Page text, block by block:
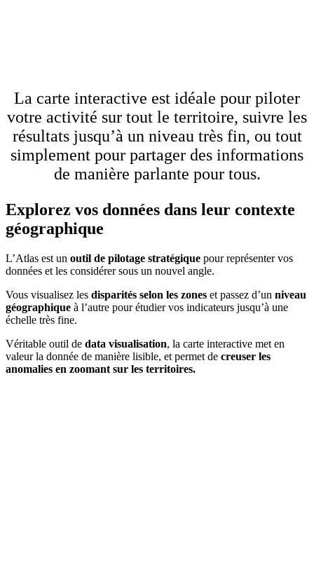
La carte interactive est idéale pour piloter
votre activité sur tout le territoire, suivre les
résultats jusqu’à un niveau très fin, ou tout
simplement pour partager des informations
de manière parlante pour tous.
Explorez vos données dans leur contexte
géographique
L’Atlas est un outil de pilotage stratégique pour représenter vos
données et les considérer sous un nouvel angle.
Vous visualisez les disparités selon les zones et passez d’un niveau
géographique à l’autre pour étudier vos indicateurs jusqu’à une
échelle très fine.
Véritable outil de data visualisation, la carte interactive met en
valeur la donnée de manière lisible, et permet de creuser les
anomalies en zoomant sur les territoires.